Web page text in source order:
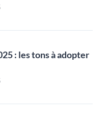
: les tons à adopter